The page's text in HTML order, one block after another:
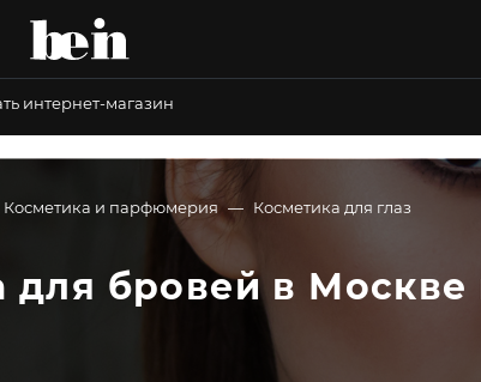
интернет-магазин
Косметика и парфюмерия Косметика для глаз
для бровей в Москве